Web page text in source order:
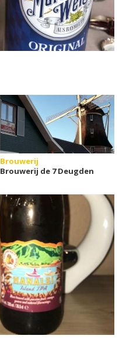
Brouwerij
Brouwerij de 7 Deugden